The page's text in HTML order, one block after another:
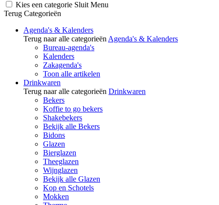
Kies een categorie Sluit Menu
Terug Categorieën
Agenda's & Kalenders
Terug naar alle categorieën Agenda's & Kalenders
Bureau-agenda's
Kalenders
Zakagenda's
Toon alle artikelen
Drinkwaren
Terug naar alle categorieën Drinkwaren
Bekers
Koffie to go bekers
Shakebekers
Bekijk alle Bekers
Bidons
Glazen
Bierglazen
Theeglazen
Wijnglazen
Bekijk alle Glazen
Kop en Schotels
Mokken